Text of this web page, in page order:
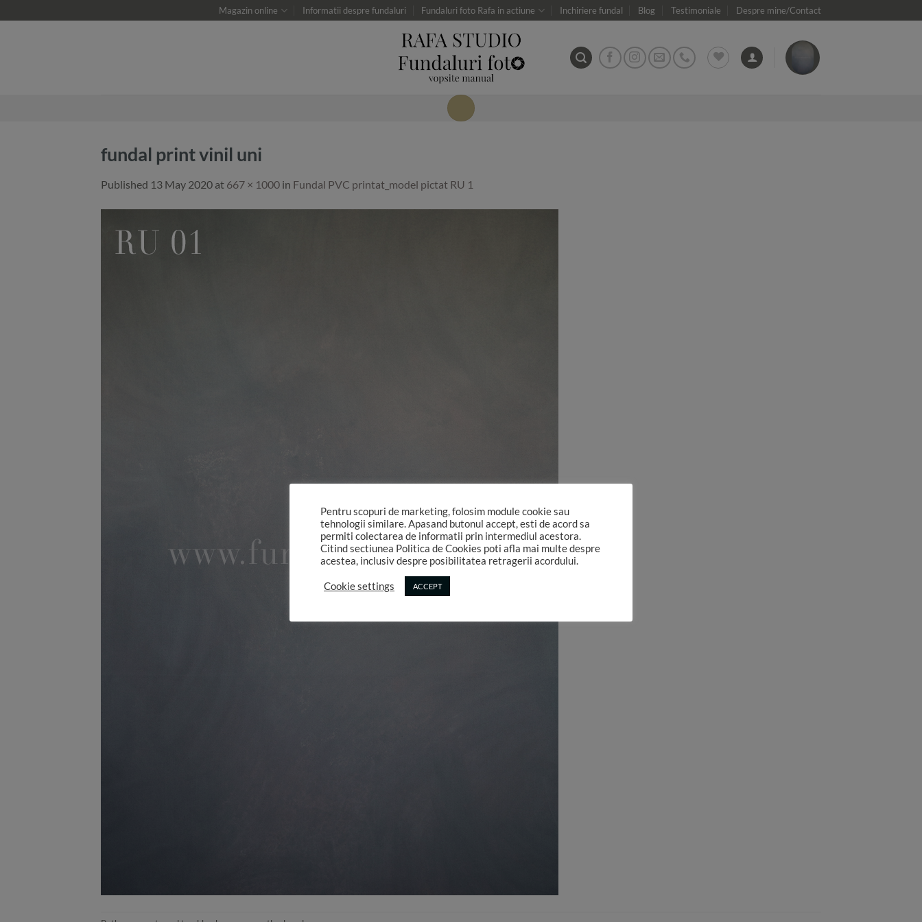
to
Magazin online Informatii despre fundaluri Fundaluri foto Rafa in actiune Inchiriere fundal Blog Testimoniale Despre mine/Contact
fundal print vinil uni
Published 13 May 2020 at 667 × 1000 in Fundal PVC printat_model pictat RU 1
Pentru scopuri de marketing, folosim module cookie sau
tehnologii similare. Apasand butonul accept, esti de acord sa
permiti colectarea de informatii prin intermediul acestora.
Citind sectiunea Politica de Cookies poti afla mai multe despre
acestea, inclusiv despre posibilitatea retragerii acordului.
Cookie settings ACCEPT